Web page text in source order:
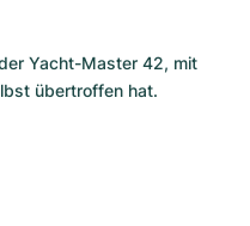
Yacht-Master 42, mit
übertroffen hat.